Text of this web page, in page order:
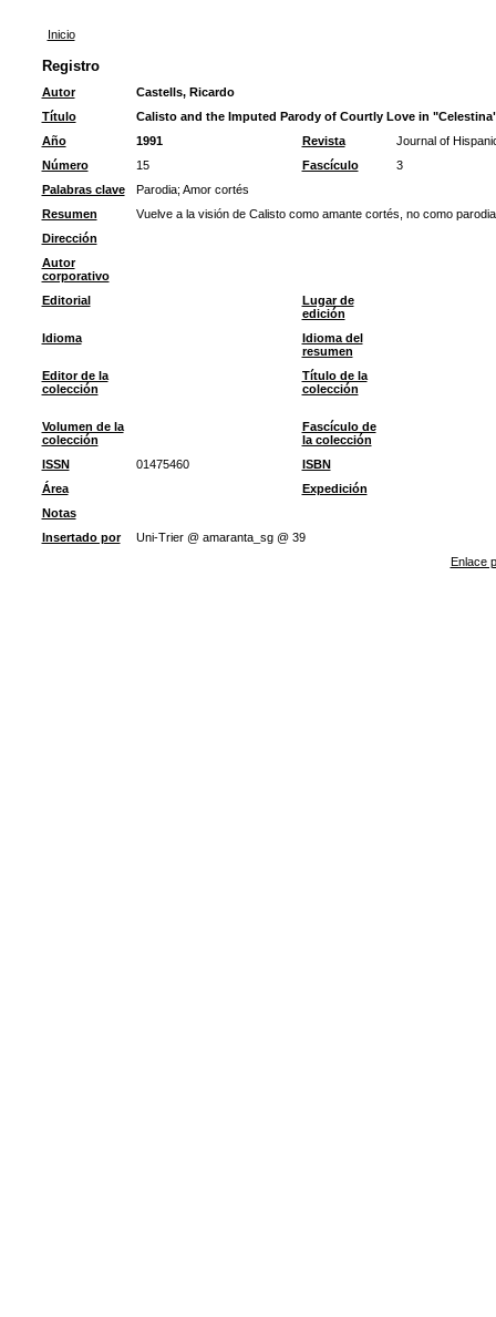
Inicio
Registro
Autor
Castells, Ricardo
Título
Calisto and the Imputed Parody of Courtly Love in
Año
1991 Revista
Journal of
Número
15 Fascículo
3
Palabras clave
Parodia; Amor cortés
Resumen
Vuelve a la visión de Calisto como amante cortés, no como
Dirección
Autor
corporativo
Editorial
Lugar de
edición
Idioma
Idioma del
resumen
Editor de la
colección
Título de la
colección
Volumen de la
colección
Fascículo de
la colección
ISSN
01475460
ISBN
Área
Expedición
Notas
Insertado por
Uni-Trier @ amaranta_sg @ 39
Enlace